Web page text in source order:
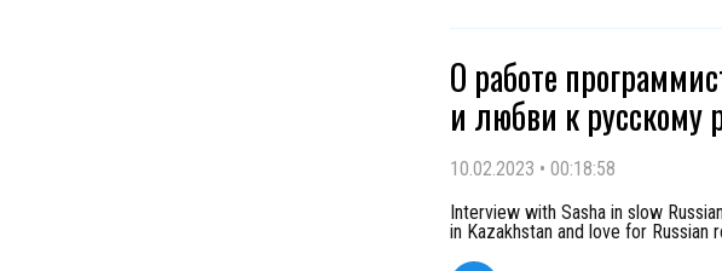
О работе
и любви к русскому
10.02.2023 • 00:18:58
Interview with Sasha in slow
in Kazakhstan and love for Russian